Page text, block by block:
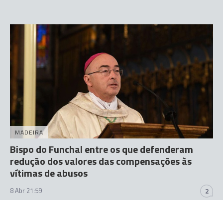
MADEIRA
Bispo do Funchal entre os que defenderam
redução dos valores das compensações às
vítimas de abusos
8 Abr 21:59 2